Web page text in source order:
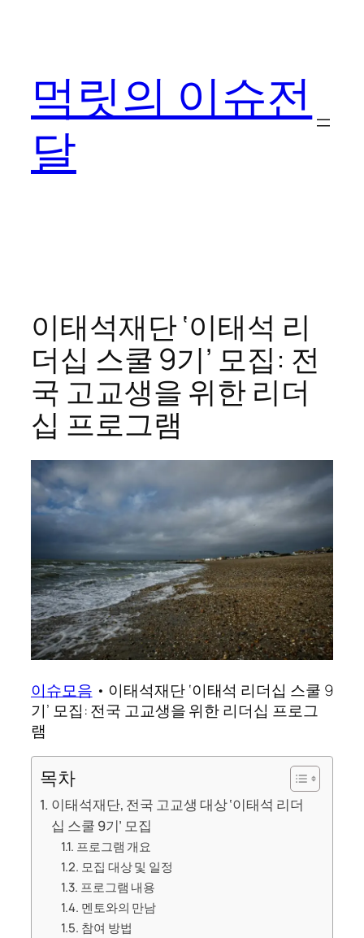
먹릿의 이슈전
달
이태석재단 ‘이태석 리
더십 스쿨 9기’ 모집: 전
국 고교생을 위한 리더
십 프로그램
이슈모음 • 이태석재단 ‘이태석 리더십 스쿨 9
기’ 모집: 전국 고교생을 위한 리더십 프로그
램
목차
이태석재단, 전국 고교생 대상 ‘이태석 리더
십 스쿨 9기’ 모집
프로그램 개요
모집 대상 및 일정
프로그램 내용
멘토와의 만남
참여 방법